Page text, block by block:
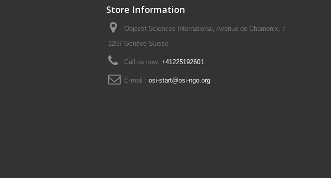
Store Information
Objectif Sciences International, Avenue de Chamonix, 7
1207 Genève Suisse
Call us now: +41225192601
E-mail : osi-start@osi-ngo.org